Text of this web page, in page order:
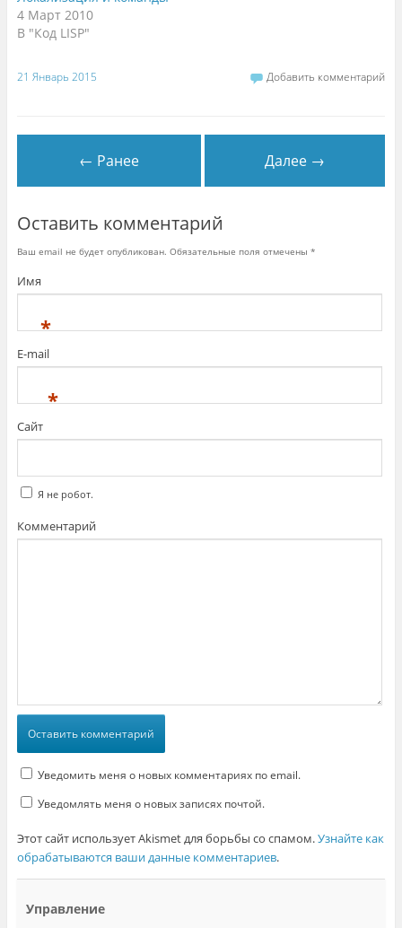
4 Март 2010
В "Код LISP"
21 Январь 2015 Добавить комментарий
← Ранее Далее →
Оставить комментарий
Ваш email не будет опубликован. Обязательные поля отмечены *
Имя
*
E-mail
*
Сайт
Я не робот.
Комментарий
Уведомить меня о новых комментариях по email.
Уведомлять меня о новых записях почтой.
Этот сайт использует Akismet для борьбы со спамом.Узнайте как
обрабатываются ваши данные комментариев.
Управление